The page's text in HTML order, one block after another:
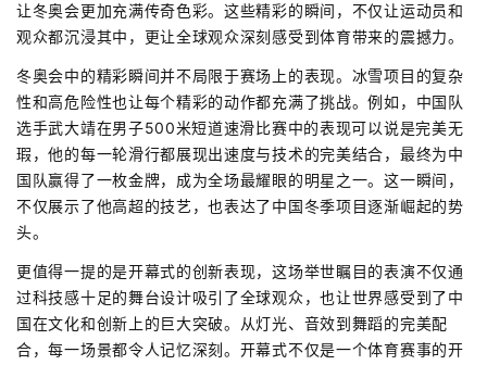
让冬奥会更加充满传奇色彩。这些精彩的瞬间，不仅让运动员和
观众都沉浸其中，更让全球观众深刻感受到体育带来的震撼力。
冬奥会中的精彩瞬间并不局限于赛场上的表现。冰雪项目的复杂
性和高危险性也让每个精彩的动作都充满了挑战。例如，中国队
选手武大靖在男子500米短道速滑比赛中的表现可以说是完美无
瑕，他的每一轮滑行都展现出速度与技术的完美结合，最终为中
国队赢得了一枚金牌，成为全场最耀眼的明星之一。这一瞬间，
不仅展示了他高超的技艺，也表达了中国冬季项目逐渐崛起的势
头。
更值得一提的是开幕式的创新表现，这场举世瞩目的表演不仅通
过科技感十足的舞台设计吸引了全球观众，也让世界感受到了中
国在文化和创新上的巨大突破。从灯光、音效到舞蹈的完美配
合，每一场景都令人记忆深刻。开幕式不仅是一个体育赛事的开